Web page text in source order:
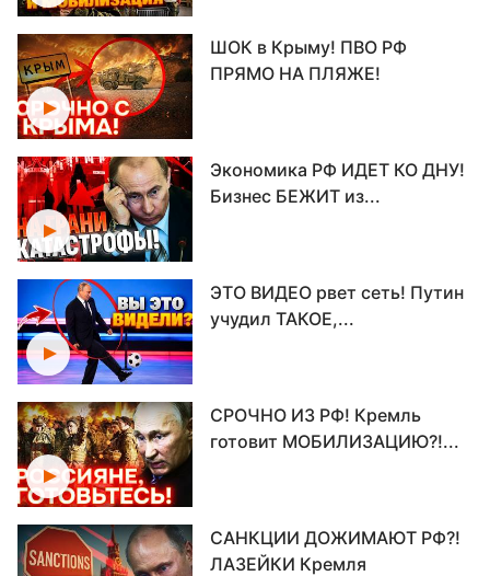
ШОК в Крыму! ПВО РФ
ПРЯМО НА ПЛЯЖЕ!
Экономика РФ ИДЕТ КО ДНУ!
Бизнес БЕЖИТ из...
ЭТО ВИДЕО рвет сеть! Путин
учудил ТАКОЕ,...
СРОЧНО ИЗ РФ! Кремль
готовит МОБИЛИЗАЦИЮ?!...
САНКЦИИ ДОЖИМАЮТ РФ?!
ЛАЗЕЙКИ Кремля